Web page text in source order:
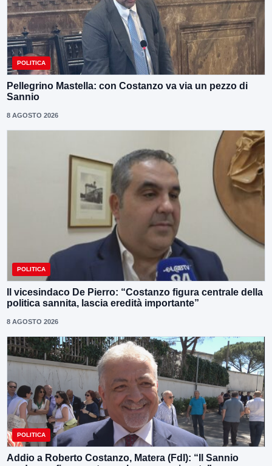
POLITICA
Pellegrino Mastella: con Costanzo va via un pezzo di
Sannio
8 AGOSTO 2026
POLITICA
Il vicesindaco De Pierro: “Costanzo figura centrale della
politica sannita, lascia eredità importante”
8 AGOSTO 2026
POLITICA
Addio a Roberto Costanzo, Matera (FdI): “Il Sannio